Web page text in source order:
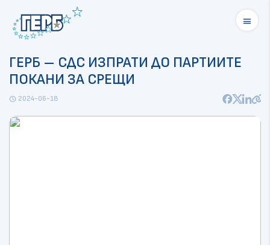
menu
ГЕРБ – СДС ИЗПРАТИ ДО ПАРТИИТЕ
ПОКАНИ ЗА СРЕЩИ
schedule 2024-06-18